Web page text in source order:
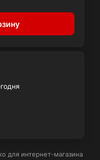
для интернет-магазина